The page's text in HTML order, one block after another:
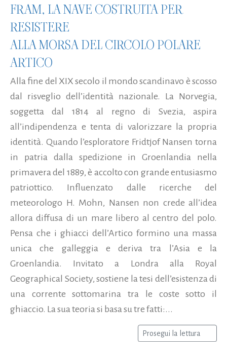
FRAM, LA NAVE COSTRUITA PER
RESISTERE
ALLA MORSA DEL CIRCOLO POLARE
ARTICO
Alla fine del XIX secolo il mondo scandinavo è scosso
dal risveglio dell’identità nazionale. La Norvegia,
soggetta dal 1814 al regno di Svezia, aspira
all’indipendenza e tenta di valorizzare la propria
identità. Quando l’esploratore Fridtjof Nansen torna
in patria dalla spedizione in Groenlandia nella
primavera del 1889, è accolto con grande entusiasmo
patriottico. Influenzato dalle ricerche del
meteorologo H. Mohn, Nansen non crede all’idea
allora diffusa di un mare libero al centro del polo.
Pensa che i ghiacci dell’Artico formino una massa
unica che galleggia e deriva tra l’Asia e la
Groenlandia. Invitato a Londra alla Royal
Geographical Society, sostiene la tesi dell’esistenza di
una corrente sottomarina tra le coste sotto il
ghiaccio. La sua teoria si basa su tre fatti:...
Prosegui la lettura